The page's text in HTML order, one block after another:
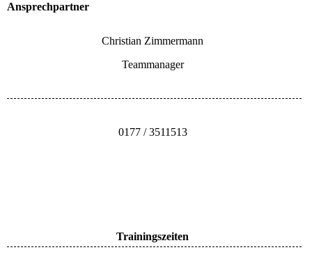
Ansprechpartner
Christian Zimmermann
Teammanager
0177 / 3511513
Trainingszeiten